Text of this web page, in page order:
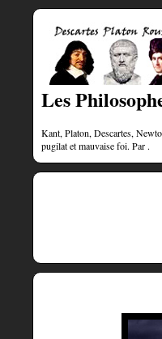
Les
Kant, Platon, Descartes,
pugilat et mauvaise foi. Par .